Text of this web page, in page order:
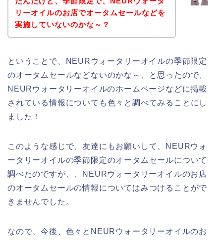
リーオイルのお店でオータムセールなどを
実施していないのかな～？
ということで、NEURウォータリーオイルの季節限定
のオータムセールなどないのかな～、と思ったので、
NEURウォータリーオイルのホームページなどに掲載
されている情報についても色々と調べてみることにし
ました！
このような感じで、友達にもお願いして、NEURウォ
ータリーオイルの季節限定のオータムセールについて
調べたのですが、、NEURウォータリーオイルのお店
のオータムセールの情報についてはみつけることがで
きませんでした。
なので、今後、色々とNEURウォータリーオイルのお